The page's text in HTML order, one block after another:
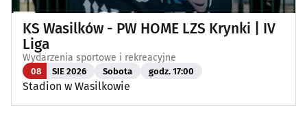
KS Wasilków - PW HOME LZS Krynki | IV
Liga
Wydarzenia sportowe i rekreacyjne
08 SIE 2026 Sobota godz. 17:00
Stadion w Wasilkowie